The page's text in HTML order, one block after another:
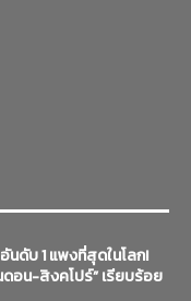
นดับ 1 แพงที่สุดในโลก!
ดอน-สิงคโปร์” เรียบร้อย